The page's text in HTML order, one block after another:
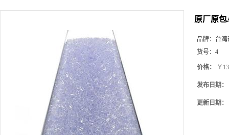
原厂原包
品牌： 台湾
货号： 4
价格： ￥
发布日期：
更新日期：